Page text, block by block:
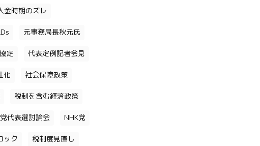
金時期のズレ
元事務局長秋元氏
定 代表定例記者会見
化 社会保障政策
税制を含む経済政策
代表選討論会 NHK党
ック 税制度見直し